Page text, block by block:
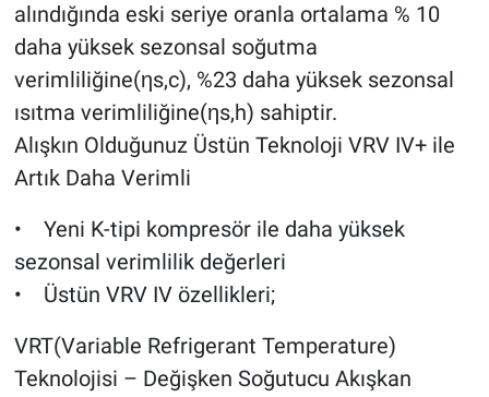
alındığında eski seriye oranla ortalama % 10
daha yüksek sezonsal soğutma
verimliliğine(ηs,c), %23 daha yüksek sezonsal
ısıtma verimliliğine(ηs,h) sahiptir.
Alışkın Olduğunuz Üstün Teknoloji VRV IV+ ile
Artık Daha Verimli
• Yeni K-tipi kompresör ile daha yüksek
sezonsal verimlilik değerleri
• Üstün VRV IV özellikleri;
VRT(Variable Refrigerant Temperature)
Teknolojisi – Değişken Soğutucu Akışkan